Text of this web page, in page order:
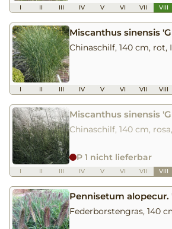
I II III IV V VI VII VIII
Miscanthus sinensis
Chinaschilf, 140 cm, rot,
I II III IV V VI VII VIII
Miscanthus sinensis
Chinaschilf, 140 cm,
P 1 nicht lieferbar
I II III IV V VI VII VIII
Pennisetum alopecur.
Federborstengras, 140